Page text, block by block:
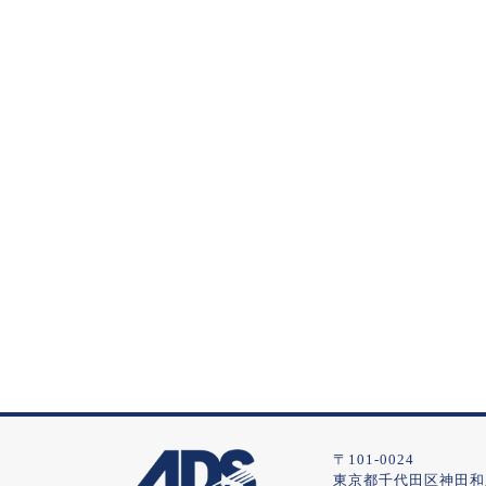
〒101-0024
東京都千代田区神田